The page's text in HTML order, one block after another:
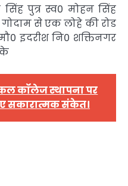
सिंह पुत्र स्व0 मोहन सिंह
से एक लोहे की रोड
इदरीश नि0 शक्तिनगर
के
कॉलेज स्थापना पर
सकारात्मक संकेत।